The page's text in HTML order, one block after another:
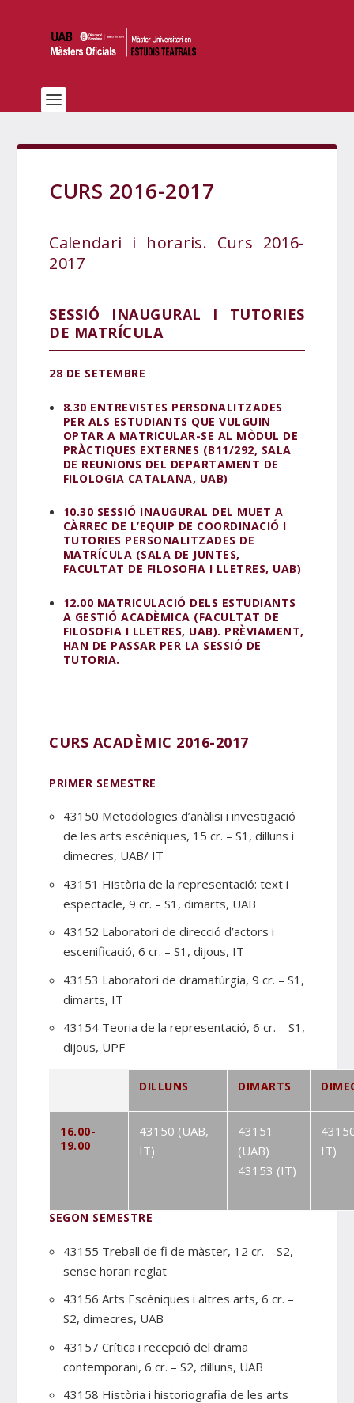
CURS 2016-2017
Calendari i horaris. Curs 2016-
2017
SESSIÓ INAUGURAL I TUTORIES
DE MATRÍCULA
28 DE SETEMBRE
8.30 ENTREVISTES PERSONALITZADES
PER ALS ESTUDIANTS QUE VULGUIN
OPTAR A MATRICULAR-SE AL MÒDUL DE
PRÀCTIQUES EXTERNES (B11/292, SALA
DE REUNIONS DEL DEPARTAMENT DE
FILOLOGIA CATALANA, UAB)
10.30 SESSIÓ INAUGURAL DEL MUET A
CÀRREC DE L’EQUIP DE COORDINACIÓ I
TUTORIES PERSONALITZADES DE
MATRÍCULA (SALA DE JUNTES,
FACULTAT DE FILOSOFIA I LLETRES, UAB)
12.00 MATRICULACIÓ DELS ESTUDIANTS
A GESTIÓ ACADÈMICA (FACULTAT DE
FILOSOFIA I LLETRES, UAB). PRÈVIAMENT,
HAN DE PASSAR PER LA SESSIÓ DE
TUTORIA.
CURS ACADÈMIC 2016-2017
PRIMER SEMESTRE
43150 Metodologies d’anàlisi i investigació
de les arts escèniques, 15 cr. – S1, dilluns i
dimecres, UAB/ IT
43151 Història de la representació: text i
espectacle, 9 cr. – S1, dimarts, UAB
43152 Laboratori de direcció d’actors i
escenificació, 6 cr. – S1, dijous, IT
43153 Laboratori de dramatúrgia, 9 cr. – S1,
dimarts, IT
43154 Teoria de la representació, 6 cr. – S1,
dijous, UPF
DILLUNS DIMARTS
16.00-
19.00
43150 (UAB,
IT)
43151
(UAB)
43153 (IT)
IT)
SEGON SEMESTRE
43155 Treball de fi de màster, 12 cr. – S2,
sense horari reglat
43156 Arts Escèniques i altres arts, 6 cr. –
S2, dimecres, UAB
43157 Crítica i recepció del drama
contemporani, 6 cr. – S2, dilluns, UAB
43158 Història i historiografia de les arts